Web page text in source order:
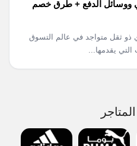
ووسائل الدفع + طرق خصم
ذو ثقل متواجد في عالم التسوق
يقدمها...